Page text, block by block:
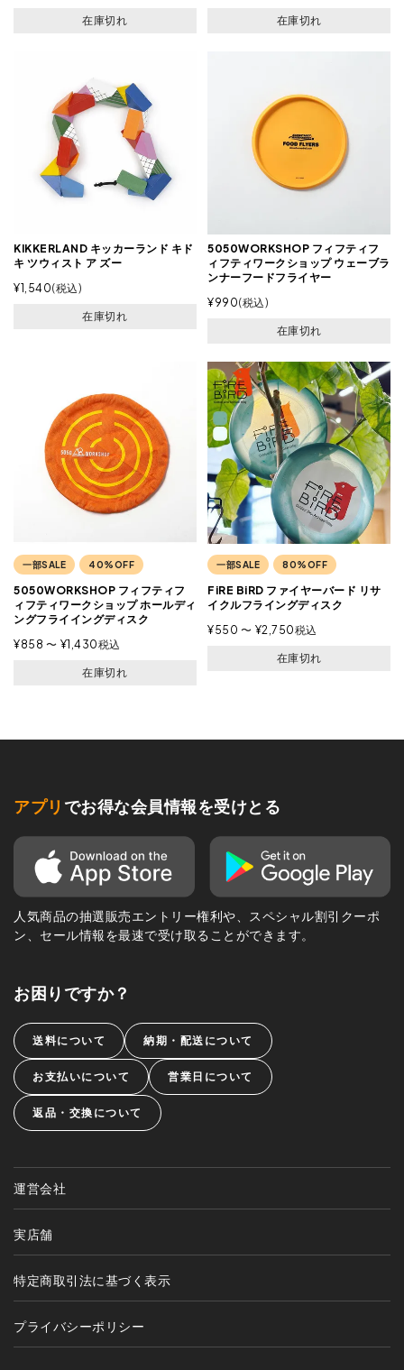
在庫切れ 在庫切れ
KIKKERLAND キッカーランド キド
キ ツウィスト ア ズー
¥1,540 税込
在庫切れ
5050WORKSHOP フィフティフ
ィフティワークショップ ウェーブラ
ンナーフードフライヤー
¥990 税込
在庫切れ
一部SALE 40%OFF
5050WORKSHOP フィフティフ
ィフティワークショップ ホールディ
ングフライイングディスク
¥858 〜 ¥1,430税込
在庫切れ
一部SALE 80%OFF
FiRE BiRD ファイヤーバード リサ
イクルフライングディスク
¥550 〜 ¥2,750税込
在庫切れ
アプリ でお得な会員情報を受けとる
人気商品の抽選販売エントリー権利や、スペシャル割引クーポ
ン、セール情報を最速で受け取ることができます。
お困りですか？
送料について 納期・配送について
お支払いについて 営業日について
返品・交換について
運営会社
実店舗
特定商取引法に基づく表示
プライバシーポリシー